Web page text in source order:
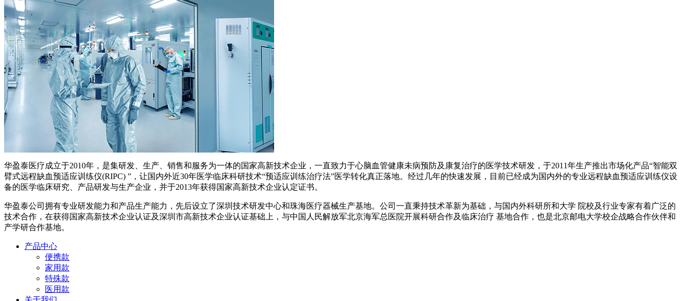
华盈泰医疗成立于2010年，是集研发、生产、销售和服务为一体的国家高新技术企业，一直致力于心脑血管健康未病预防及康复治疗的医学技术研发，于2011年生产推出市场化产品“智能双
臂式远程缺血预适应训练仪(RIPC) ”，让国内外近30年医学临床科研技术“预适应训练治疗法”医学转化真正落地。经过几年的快速发展，目前已经成为国内外的专业远程缺血预适应训练仪设
备的医学临床研究、产品研发与生产企业，并于2013年获得国家高新技术企业认定证书。
华盈泰公司拥有专业研发能力和产品生产能力，先后设立了深圳技术研发中心和珠海医疗器械生产基地。公司一直秉持技术革新为基础，与国内外科研所和大学 院校及行业专家有着广泛的
技术合作，在获得国家高新技术企业认证及深圳市高新技术企业认证基础上，与中国人民解放军北京海军总医院开展科研合作及临床治疗 基地合作，也是北京邮电大学校企战略合作伙伴和
产学研合作基地。
产品中心
便携款
家用款
特殊款
医用款